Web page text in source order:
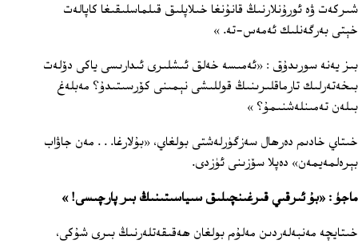
شىركەت ۋە ئورۇنلارنىڭ قانۇنغا خىلاپلىق قىلماسلىقىغا كاپالەت
خېتى بەرگەنلىك ئەمەس-تە. »
بىز يەنە سورىدۇق : «ئەمىسە خەلق ئىشلىرى ئىدارىسى ياكى دۆلەت
بىخەتەرلىك تارماقلىرىنىڭ قوللىشى نېمىنى كۆرسىتىدۇ؟ مەبلەغ
بىلەن تەمىنلەشنىمۇ؟ »
خىتاي خادىم دەرھال سەزگۈرلەشتى بولغاي، «بۇلارغا. . . مەن جاۋاب
بېرەلمەيمەن» دەپلا سۆزىنى ئۈزدى.
ماجۈ : «بۇ ئىرقىي قىرغىنچىلىق سىياسىتىنىڭ بىر پارچىسى! »
خىتايچە مەنبەلەردىن مەلۇم بولغان ھەقىقەتلەرنىڭ بىرى شۇكى،